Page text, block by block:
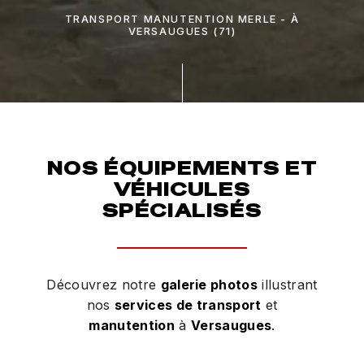
TRANSPORT MANUTENTION MERLE - À
VERSAUGUES (71)
NOS ÉQUIPEMENTS ET
VÉHICULES
SPÉCIALISÉS
Découvrez notre galerie photos illustrant
nos services de transport et
manutention à Versaugues.